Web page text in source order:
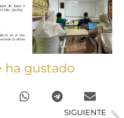
ha gustado
SIGUIENTE